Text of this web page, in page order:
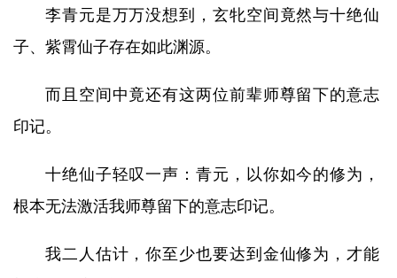
李青元是万万没想到，玄牝空间竟然与十绝仙
子、紫霄仙子存在如此渊源。
而且空间中竟还有这两位前辈师尊留下的意志
印记。
十绝仙子轻叹一声：青元，以你如今的修为，
根本无法激活我师尊留下的意志印记。
我二人估计，你至少也要达到金仙修为，才能